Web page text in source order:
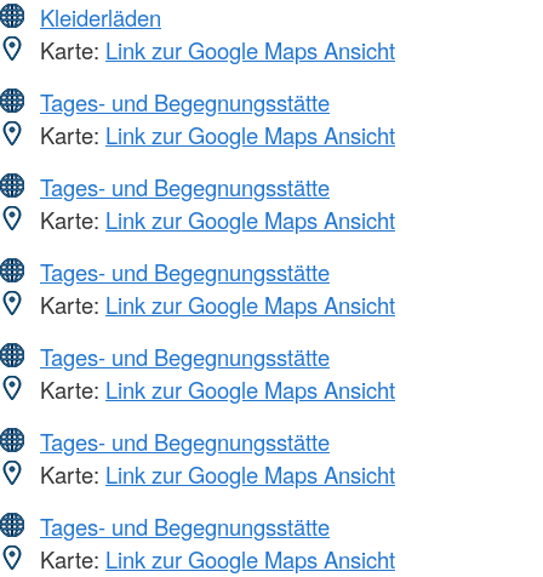
Kleiderläden
Karte: Link zur Google Maps Ansicht
Tages- und Begegnungsstätte
Karte: Link zur Google Maps Ansicht
Tages- und Begegnungsstätte
Karte: Link zur Google Maps Ansicht
Tages- und Begegnungsstätte
Karte: Link zur Google Maps Ansicht
Tages- und Begegnungsstätte
Karte: Link zur Google Maps Ansicht
Tages- und Begegnungsstätte
Karte: Link zur Google Maps Ansicht
Tages- und Begegnungsstätte
Karte: Link zur Google Maps Ansicht